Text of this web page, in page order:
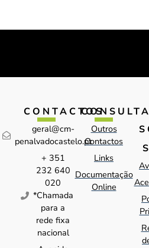
CONTACTOS
geral@cm-
penalvadocastelo.pt
+ 351
232 640
020
*Chamada
para a
rede fixa
nacional
Outros
Contactos
Links
Documentação
Online